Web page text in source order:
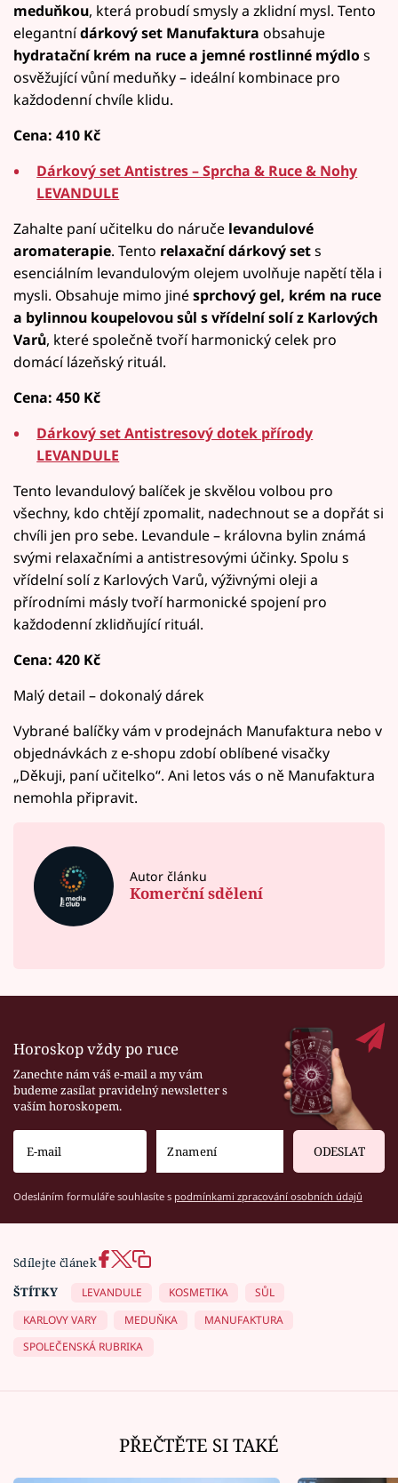
meduňkou, která probudí smysly a zklidní mysl. Tento
elegantnídárkový set Manufaktura obsahuje
hydratační krém na ruce a jemné rostlinné mýdlos
osvěžující vůní meduňky – ideální kombinace pro
každodenní chvíle klidu.
Cena: 410 Kč
Dárkový set Antistres – Sprcha & Ruce & Nohy
LEVANDULE
Zahalte paní učitelku do náruče levandulové
aromaterapie. Tento relaxační dárkový sets
esenciálním levandulovým olejem uvolňuje napětí těla i
mysli. Obsahuje mimo jinésprchový gel, krém na ruce
a bylinnou koupelovou sůl s vřídelní solí z Karlových
Varů, které společně tvoří harmonický celek pro
domácí lázeňský rituál.
Cena: 450 Kč
Dárkový set Antistresový dotek přírody
LEVANDULE
Tento levandulový balíček je skvělou volbou pro
všechny, kdo chtějí zpomalit, nadechnout se a dopřát si
chvíli jen pro sebe. Levandule – královna bylin známá
svými relaxačními a antistresovými účinky. Spolu s
vřídelní solí z Karlových Varů, výživnými oleji a
přírodními másly tvoří harmonické spojení pro
každodenní zklidňující rituál.
Cena: 420 Kč
Malý detail – dokonalý dárek
Vybrané balíčky vám v prodejnách Manufaktura nebo v
objednávkách z e-shopu zdobí oblíbené visačky
„Děkuji, paní učitelko“. Ani letos vás o ně Manufaktura
nemohla připravit.
Autor článku
Komerční sdělení
Horoskop vždy po ruce
Zanechte nám váš e-mail a my vám
budeme zasílat pravidelný newsletter s
vaším horoskopem.
ODESLAT
Odesláním formuláře souhlasíte s podmínkami zpracování osobních údajů
Sdílejte článek
ŠTÍTKY
LEVANDULE KOSMETIKA
SŮL
KARLOVY VARY
MEDUŇKA
MANUFAKTURA
SPOLEČENSKÁ RUBRIKA
PŘEČTĚTE SI TAKÉ